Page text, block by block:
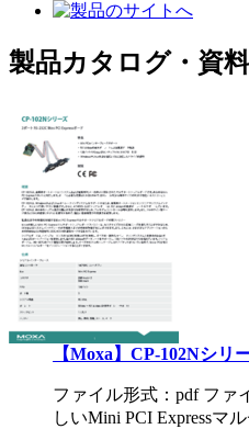
製品カタログ・資料
【Moxa】CP-102Nシリ
ファイル形式：pdf ファ
しいMini PCI Expressマ